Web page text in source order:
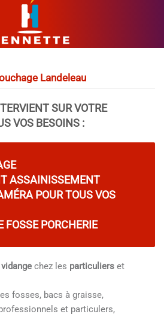
principal
Landeleau
SUR VOTRE
VOS BESOINS :
ASSAINISSEMENT
POUR TOUS VOS
FOSSE PORCHERIE
chez les particuliers et
fosses, bacs à graisse,
et particulers,